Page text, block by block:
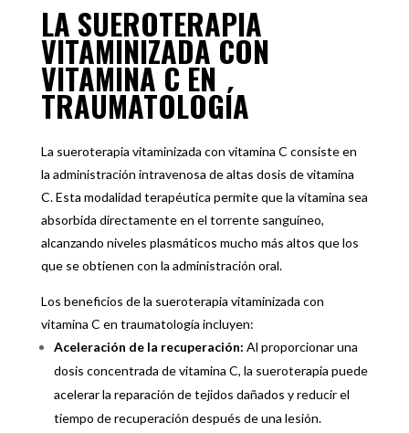
LA SUEROTERAPIA
VITAMINIZADA CON
VITAMINA C EN
TRAUMATOLOGÍA
La sueroterapia vitaminizada con vitamina C consiste en
la administración intravenosa de altas dosis de vitamina
C. Esta modalidad terapéutica permite que la vitamina sea
absorbida directamente en el torrente sanguíneo,
alcanzando niveles plasmáticos mucho más altos que los
que se obtienen con la administración oral.
Los beneficios de la sueroterapia vitaminizada con
vitamina C en traumatología incluyen:
Aceleración de la recuperación: Al proporcionar una
dosis concentrada de vitamina C, la sueroterapia puede
acelerar la reparación de tejidos dañados y reducir el
tiempo de recuperación después de una lesión.